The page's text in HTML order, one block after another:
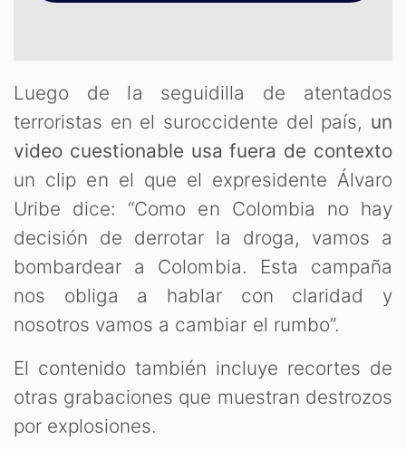
Luego de la seguidilla de atentados
terroristas en el suroccidente del país, un
video cuestionable usa fuera de contexto
un clip en el que el expresidente Álvaro
Uribe dice: “Como en Colombia no hay
decisión de derrotar la droga, vamos a
bombardear a Colombia. Esta campaña
nos obliga a hablar con claridad y
nosotros vamos a cambiar el rumbo”.
El contenido también incluye recortes de
otras grabaciones que muestran destrozos
por explosiones.